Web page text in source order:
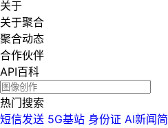
关于
关于聚合
聚合动态
合作伙伴
API百科
热门搜索
短信发送 5G基站 身份证 AI新闻